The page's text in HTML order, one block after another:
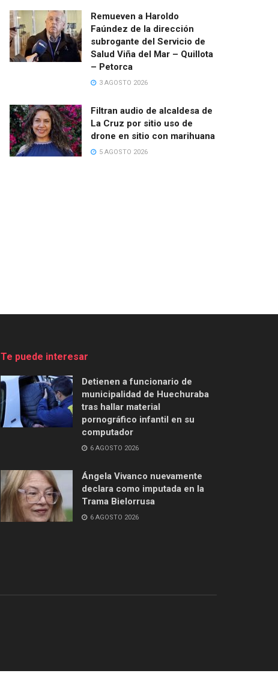
Remueven a Haroldo
Faúndez de la dirección
subrogante del Servicio de
Salud Viña del Mar – Quillota
– Petorca
3 AGOSTO 2026
Filtran audio de alcaldesa de
La Cruz por sitio uso de
drone en sitio con marihuana
5 AGOSTO 2026
Te puede interesar
Detienen a funcionario de
municipalidad de Huechuraba
tras hallar material
pornográfico infantil en su
computador
6 AGOSTO 2026
Ángela Vivanco nuevamente
declara como imputada en la
Trama Bielorrusa
6 AGOSTO 2026